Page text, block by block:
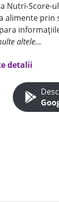
Nutri-Score-
alimente prin
altele...
detalii